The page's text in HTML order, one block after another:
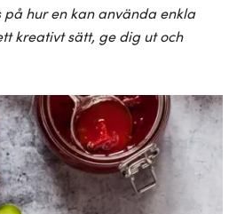
hur en kan använda enkla
kreativt sätt, ge dig ut och